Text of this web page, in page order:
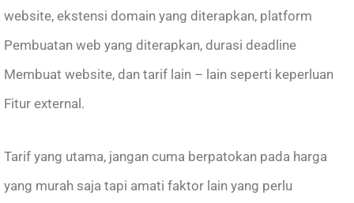
website, ekstensi domain yang diterapkan, platform
Pembuatan web yang diterapkan, durasi deadline
Membuat website, dan tarif lain – lain seperti keperluan
Fitur external.
Tarif yang utama, jangan cuma berpatokan pada harga
yang murah saja tapi amati faktor lain yang perlu